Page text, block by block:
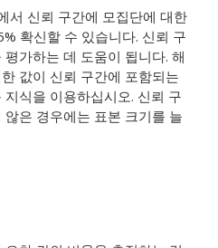
서 신뢰 구간에 모집단에 대한
확신할 수 있습니다. 신뢰 구
가하는 데 도움이 됩니다. 해
값이 신뢰 구간에 포함되는
식을 이용하십시오. 신뢰 구
은 경우에는 표본 크기를 늘